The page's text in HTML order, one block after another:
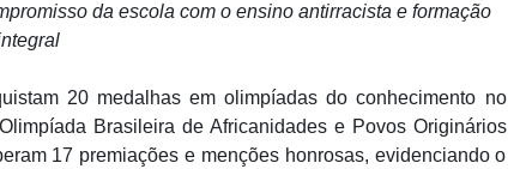
da escola com o ensino antirracista e formação
20 medalhas em olimpíadas do conhecimento no
Brasileira de Africanidades e Povos Originários
17 premiações e menções honrosas, evidenciando o